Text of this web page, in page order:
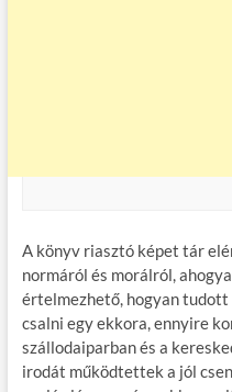
A könyv riasztó képet tár
normáról és morálról,
értelmezhető, hogyan
csalni egy ekkora, ennyire
szállodaiparban és a
irodát működtettek a jól